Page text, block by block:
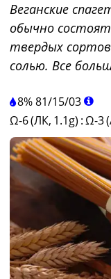
Веганские
обычно состоят
твердых
солью. Все
8%81/15/03
Ω-6 (ЛК, 1.1g) :Ω-3